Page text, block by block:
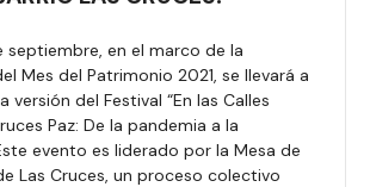
septiembre, en el marco de la
Mes del Patrimonio 2021, se llevará a
versión del Festival “En las Calles
Paz: De la pandemia a la
evento es liderado por la Mesa de
Las Cruces, un proceso colectivo